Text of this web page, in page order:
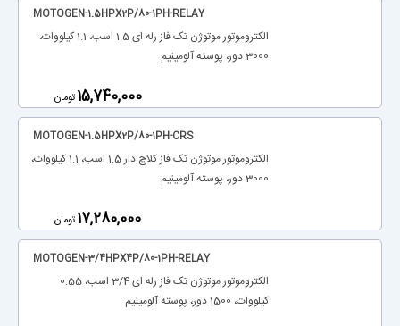
MOTOGEN-1.5HPX2P/80-1PH-RELAY
الکتروموتور موتوژن تک فاز رله ای 1.5 اسب، 1.1 کیلووات،
3000 دور، پوسته آلومینیم
‎15,740,000 تومان
MOTOGEN-1.5HPX2P/80-1PH-CRS
الکتروموتور موتوژن تک فاز کلاچ دار 1.5 اسب، 1.1 کیلووات،
3000 دور، پوسته آلومینیم
‎17,280,000 تومان
MOTOGEN-3/4HPX4P/80-1PH-RELAY
الکتروموتور موتوژن تک فاز رله ای 3/4 اسب، 0.55
کیلووات، 1500 دور، پوسته آلومینیم